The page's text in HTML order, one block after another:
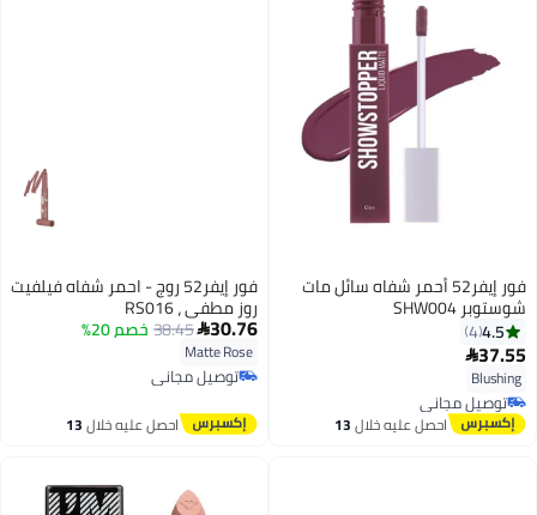
6
فور إيفر52 أحمر شفاه سائل مات
شوستوبر SHW004
4.5
4
37.55
Blushing
توصيل مجاني
توصيل مجانياحصل عليه خلال13
فور إيفر52 روج - احمر شفاه فيلفيت
روز مطفي ، RS016
30.76
38.45خصم 20%
Matte Rose
توصيل مجاني
توصيل مجاني
احصل عليه خلال13